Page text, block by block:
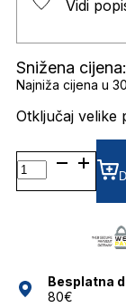
Vidi
Snižena cijena:
Najniža cijena u
Otključaj velike
0RB2180
49
710/83
količinaBesplatna
80€